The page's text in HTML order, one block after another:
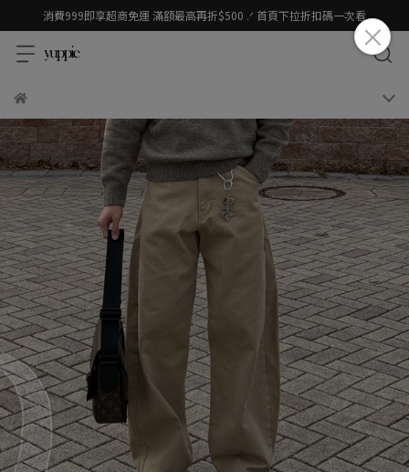
消費999即享超商免運 滿額最高再折$500 .ᐟ 首頁下拉折扣碼一次看